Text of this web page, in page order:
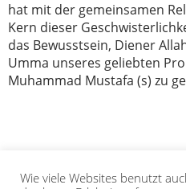
hat mit der gemeinsamen
Kern dieser
das Bewusstsein, Diener
Umma unseres geliebten
Muhammad Mustafa (s) zu
1 2
Wie viele Websites benutzt